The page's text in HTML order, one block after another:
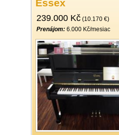
Essex
239.000 Kč (10.170 €)
Prenájom: 6.000 Kč/mesiac